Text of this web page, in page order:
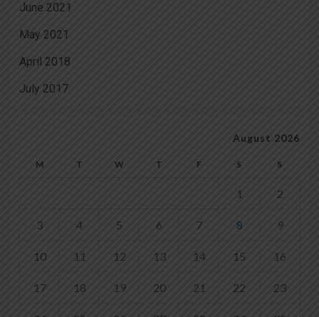
June 2021
May 2021
April 2018
July 2017
August 2026
M T W T F S S
1 2
3 4 5 6 7 8 9
10 11 12 13 14 15 16
17 18 19 20 21 22 23